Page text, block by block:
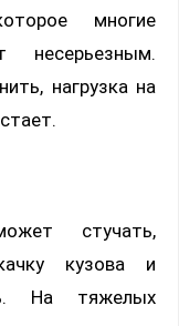
многие
несерьезным.
нагрузка на
стучать,
кузова и
На тяжелых